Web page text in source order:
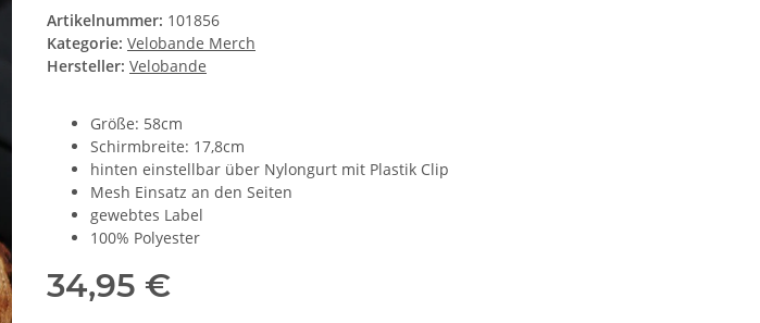
Artikelnummer: 101856
Kategorie: Velobande Merch
Hersteller: Velobande
Größe: 58cm
Schirmbreite: 17,8cm
hinten einstellbar über Nylongurt mit Plastik Clip
Mesh Einsatz an den Seiten
gewebtes Label
100% Polyester
34,95 €